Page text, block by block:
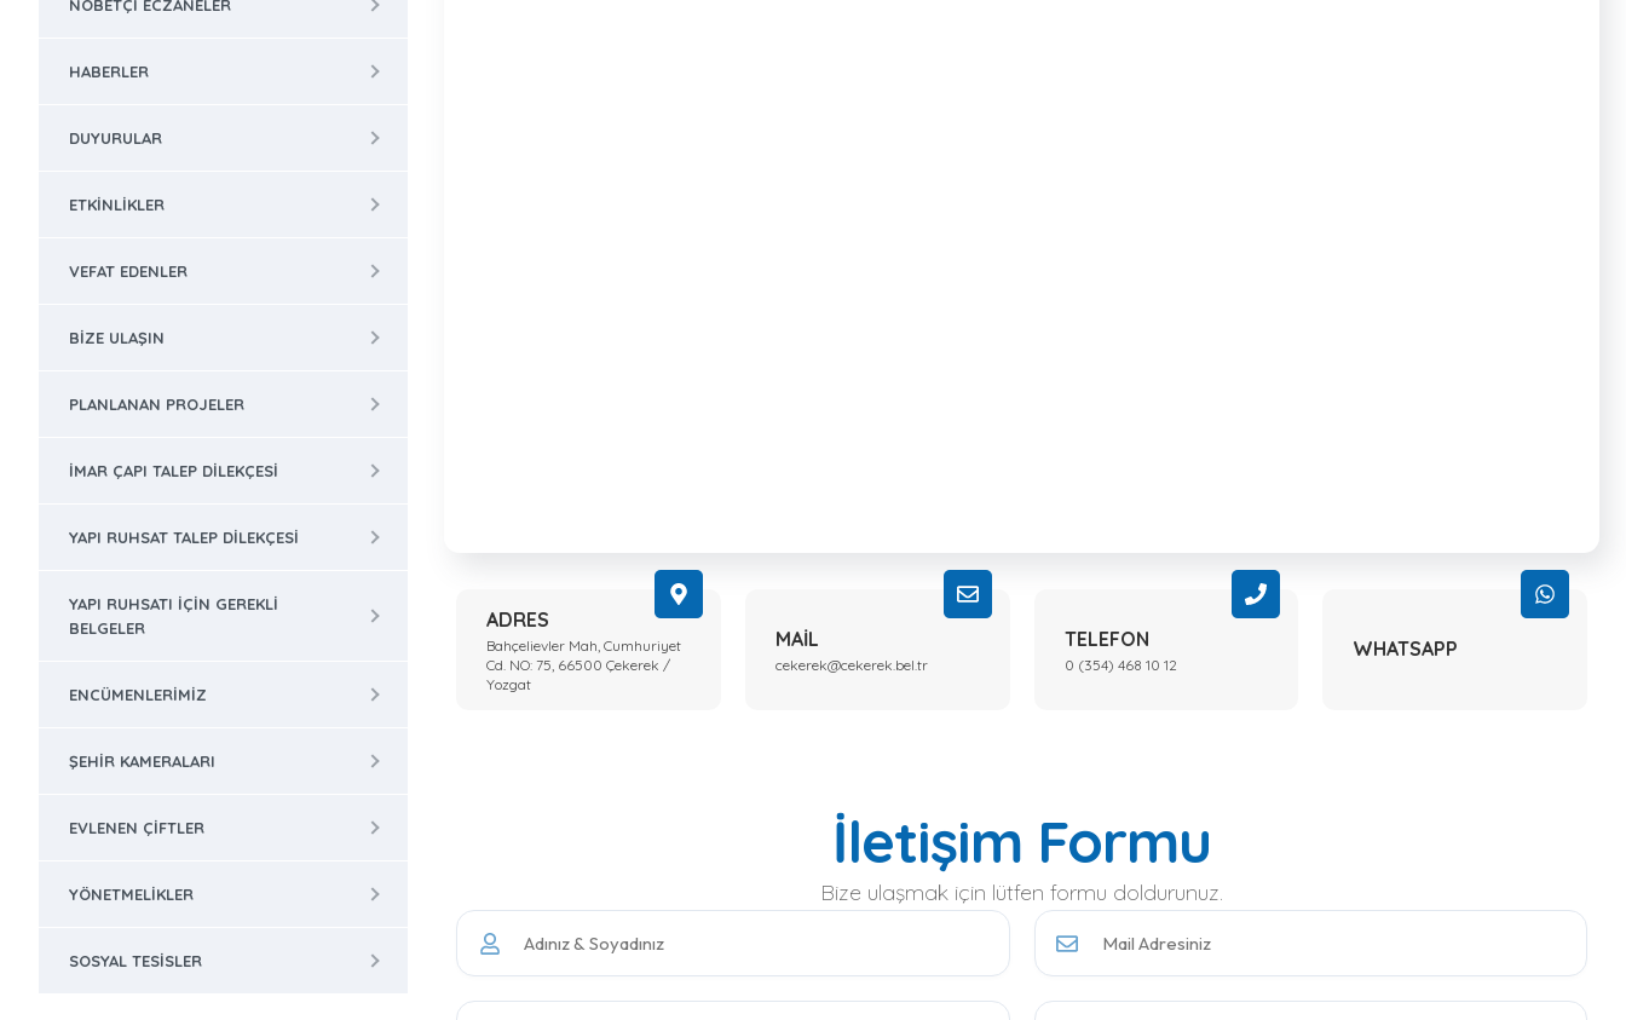
ADRES
Bahçelievler Mah, Cumhuriyet
Cd. NO: 75, 66500 Çekerek /
Yozgat
MAIL
cekerek@cekerek.bel.tr
TELEFON
0 (354) 468 10 12
WHATSAPP
İletişim Formu
Bize ulaşmak için lütfen formu doldurunuz.
NÖBETÇI ECZANELER
HABERLER
DUYURULAR
ETKINLIKLER
VEFAT EDENLER
BIZE ULAŞIN
PLANLANAN PROJELER
İMAR ÇAPI TALEP DILEKÇESI
YAPI RUHSAT TALEP DILEKÇESI
YAPI RUHSATI IÇIN GEREKLI
BELGELER
ENCÜMENLERIMIZ
ŞEHIR KAMERALARI
EVLENEN ÇIFTLER
YÖNETMELIKLER
SOSYAL TESISLER